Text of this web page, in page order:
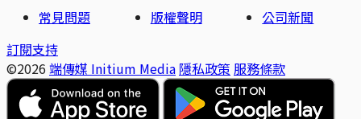
常見問題
版權聲明
公司新聞
訂閱支持
©2026 端傳媒 Initium Media 隱私政策 服務條款